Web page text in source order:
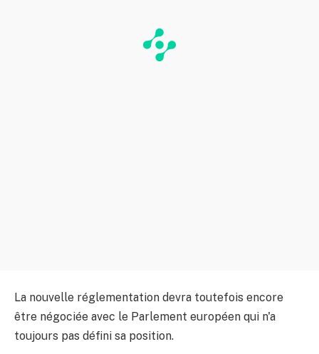
La nouvelle réglementation devra toutefois encore
être négociée avec le Parlement européen qui n'a
toujours pas défini sa position.